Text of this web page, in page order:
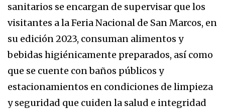
sanitarios se encargan de supervisar que los
visitantes a la Feria Nacional de San Marcos, en
su edición 2023, consuman alimentos y
bebidas higiénicamente preparados, así como
que se cuente con baños públicos y
estacionamientos en condiciones de limpieza
y seguridad que cuiden la salud e integridad